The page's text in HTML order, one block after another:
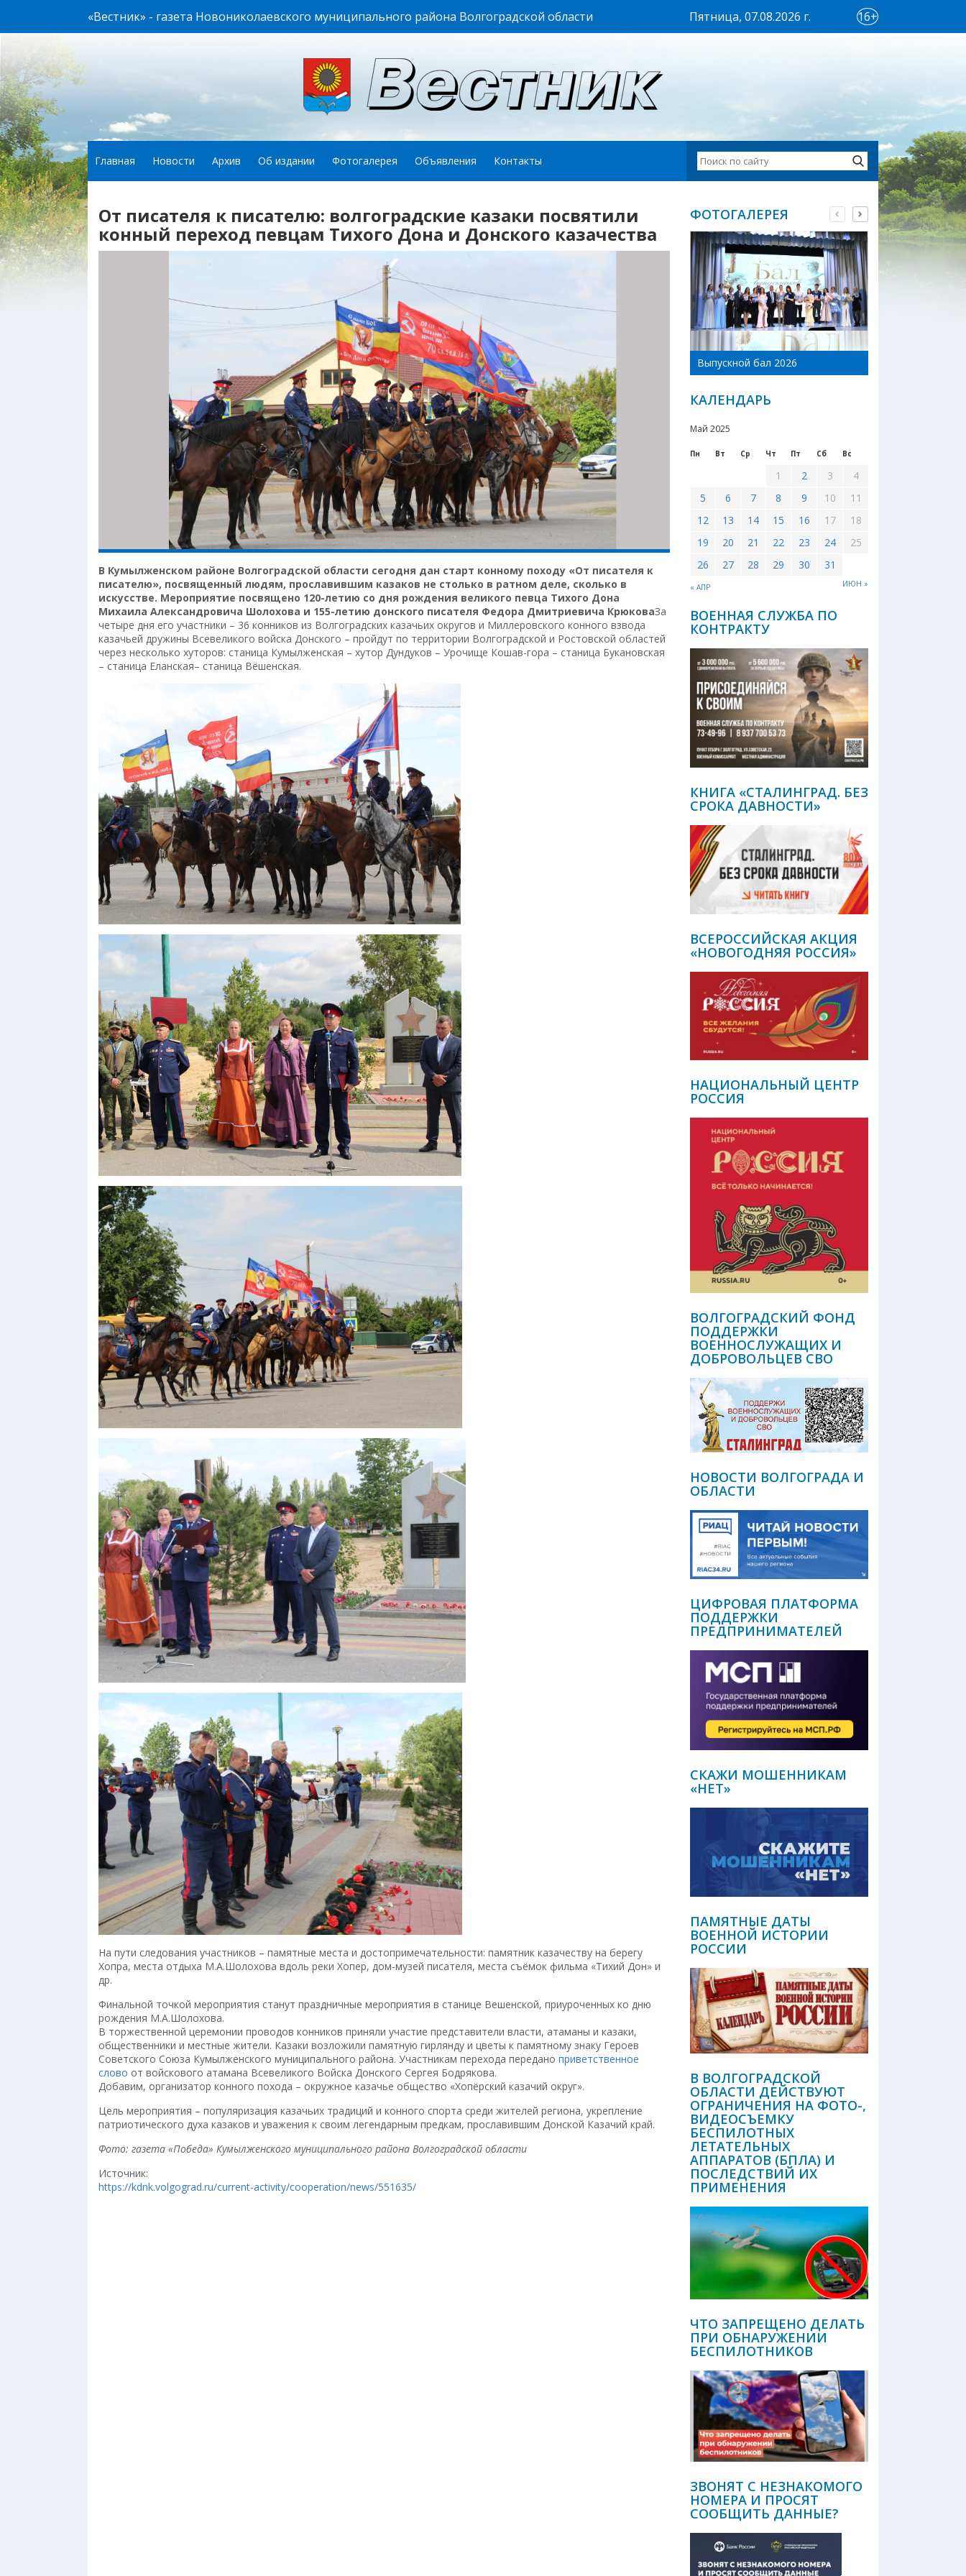
«Вестник» - газета Новониколаевского муниципального района Волгоградской области Пятница, 07.08.2026 г. 16+
Главная Новости Архив Об издании Фотогалерея Объявления Контакты
От писателя к писателю: волгоградские казаки посвятили
конный переход певцам Тихого Дона и Донского казачества
В Кумылженском районе Волгоградской области сегодня дан старт конному походу «От писателя к
писателю», посвященный людям, прославившим казаков не столько в ратном деле, сколько в
искусстве. Мероприятие посвящено 120-летию со дня рождения великого певца Тихого Дона
Михаила Александровича Шолохова и 155-летию донского писателя Федора Дмитриевича КрюковаЗа
четыре дня его участники – 36 конников из Волгоградских казачьих округов и Миллеровского конного взвода
казачьей дружины Всевеликого войска Донского – пройдут по территории Волгоградской и Ростовской областей
через несколько хуторов: станица Кумылженская – хутор Дундуков – Урочище Кошав-гора – станица Букановская
– станица Еланская– станица Вёшенская.
На пути следования участников – памятные места и достопримечательности: памятник казачеству на берегу
Хопра, места отдыха М.А.Шолохова вдоль реки Хопер, дом-музей писателя, места съёмок фильма «Тихий Дон» и
др.
Финальной точкой мероприятия станут праздничные мероприятия в станице Вешенской, приуроченных ко дню
рождения М.А.Шолохова.
В торжественной церемонии проводов конников приняли участие представители власти, атаманы и казаки,
общественники и местные жители. Казаки возложили памятную гирлянду и цветы к памятному знаку Героев
Советского Союза Кумылженского муниципального района. Участникам перехода передано приветственное
слово от войскового атамана Всевеликого Войска Донского Сергея Бодрякова.
Добавим, организатор конного похода – окружное казачье общество «Хопёрский казачий округ».
Цель мероприятия – популяризация казачьих традиций и конного спорта среди жителей региона, укрепление
патриотического духа казаков и уважения к своим легендарным предкам, прославившим Донской Казачий край.
Фото: газета «Победа» Кумылженского муниципального района Волгоградской области
Источник:
https://kdnk.volgograd.ru/current-activity/cooperation/news/551635/
ФОТОГАЛЕРЕЯ
Выпускной бал 2026
КАЛЕНДАРЬ
Май 2025
Пн Вт Ср Чт Пт Сб Вс
« АПР ИЮН »
1 2 3
4
5
6 7 8 9 10
11
12
13 14 15 16 17
18
19
20 21 22 23 24
25
26
27 28 29 30 31
ВОЕННАЯ СЛУЖБА ПО
КОНТРАКТУ
КНИГА «СТАЛИНГРАД. БЕЗ
СРОКА ДАВНОСТИ»
ВСЕРОССИЙСКАЯ АКЦИЯ
«НОВОГОДНЯЯ РОССИЯ»
НАЦИОНАЛЬНЫЙ ЦЕНТР
РОССИЯ
ВОЛГОГРАДСКИЙ ФОНД
ПОДДЕРЖКИ
ВОЕННОСЛУЖАЩИХ И
ДОБРОВОЛЬЦЕВ СВО
НОВОСТИ ВОЛГОГРАДА И
ОБЛАСТИ
ЦИФРОВАЯ ПЛАТФОРМА
ПОДДЕРЖКИ
ПРЕДПРИНИМАТЕЛЕЙ
СКАЖИ МОШЕННИКАМ
«НЕТ»
ПАМЯТНЫЕ ДАТЫ
ВОЕННОЙ ИСТОРИИ
РОССИИ
В ВОЛГОГРАДСКОЙ
ОБЛАСТИ ДЕЙСТВУЮТ
ОГРАНИЧЕНИЯ НА ФОТО-,
ВИДЕОСЪЕМКУ
БЕСПИЛОТНЫХ
ЛЕТАТЕЛЬНЫХ
АППАРАТОВ (БПЛА) И
ПОСЛЕДСТВИЙ ИХ
ПРИМЕНЕНИЯ
ЧТО ЗАПРЕЩЕНО ДЕЛАТЬ
ПРИ ОБНАРУЖЕНИИ
БЕСПИЛОТНИКОВ
ЗВОНЯТ С НЕЗНАКОМОГО
НОМЕРА И ПРОСЯТ
СООБЩИТЬ ДАННЫЕ?